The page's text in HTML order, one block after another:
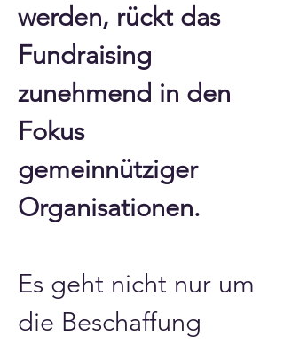
werden, rückt das
Fundraising
zunehmend in den
Fokus
gemeinnütziger
Organisationen.
Es geht nicht nur um
die Beschaffung